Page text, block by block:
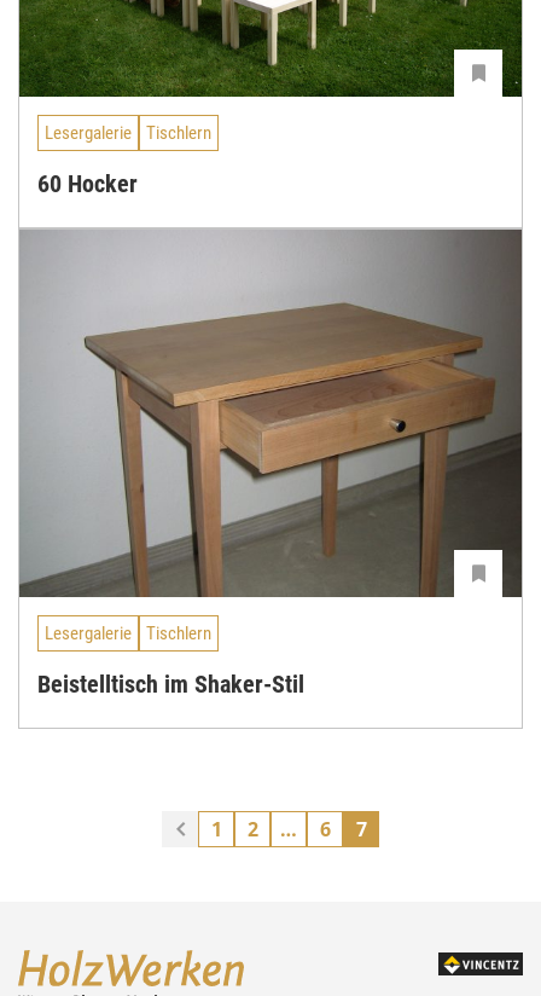
Lesergalerie Tischlern
60 Hocker
Lesergalerie Tischlern
Beistelltisch im Shaker-Stil
1 2 … 6 7